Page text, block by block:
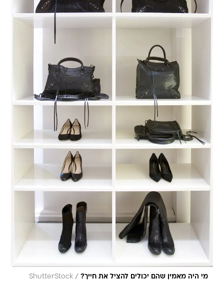
מי היה מאמין שהם יכולים להציל את חייך? /
ShutterStock